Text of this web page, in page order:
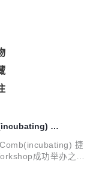
发
捷
成功举办之
版本变更概览 Java